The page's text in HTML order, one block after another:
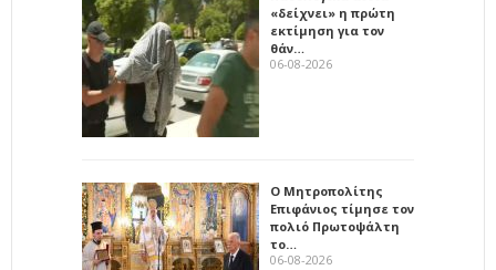
«δείχνει» η πρώτη
εκτίμηση για τον
θάν…
06-08-2026
Ο Μητροπολίτης
Επιφάνιος τίμησε τον
πολιό Πρωτοψάλτη
το…
06-08-2026